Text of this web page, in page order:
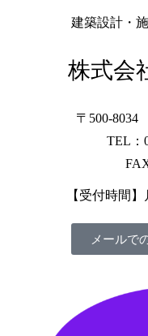
建築設計・
株式会
〒500-
TEL：
【受付時間
メールで